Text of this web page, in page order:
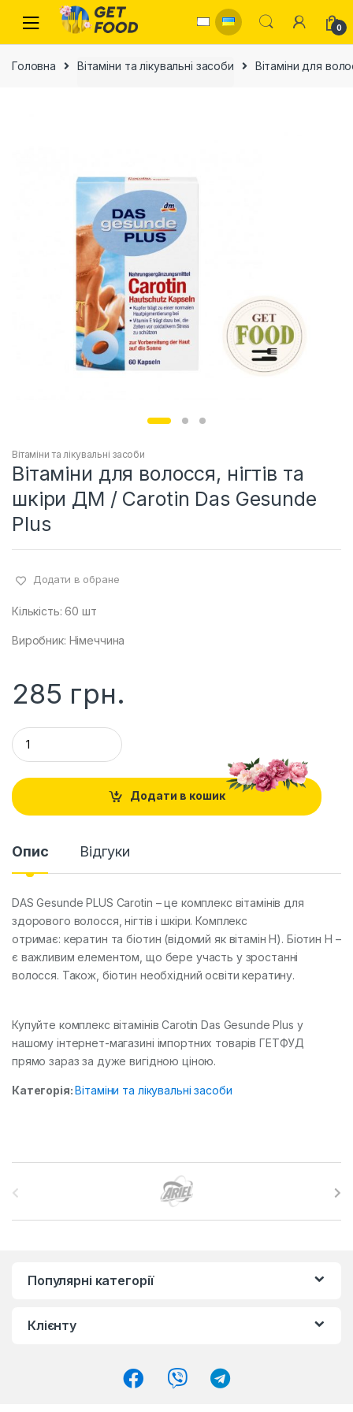
Skip to navigation
Skip to content
0
Головна Вітаміни та лікувальні засоби Вітаміни для
Вітаміни та лікувальні засоби
Вітаміни для волосся, нігтів та
шкіри ДМ / Carotin Das Gesunde
Plus
Додати в обране
Кількість: 60 шт
Виробник: Німеччина
285 грн.
Q
u
a
t
i
Додати в кошик
Опис Відгуки
DAS Gesunde PLUS Carotin – це комплекс вітамінів для
здорового волосся, нігтів і шкіри. Комплекс
отримає: кератин та біотин (відомий як вітамін Н). Біотин Н –
є важливим елементом, що бере участь у зростанні
волосся. Також, біотин необхідний освіти кератину.
Купуйте комплекс вітамінів Carotin Das Gesunde Plus у
нашому інтернет-магазині імпортних товарів ГЕТФУД
прямо зараз за дуже вигідною ціною.
Категорія:Вітаміни та лікувальні засоби
Популярні категорії
Клієнту